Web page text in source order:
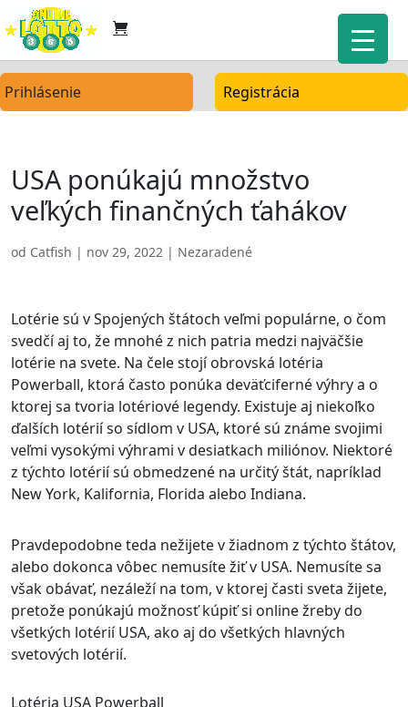
Prihlásenie Registrácia
USA ponúkajú množstvo
veľkých finančných ťahákov
od Catfish | nov 29, 2022 | Nezaradené
Lotérie sú v Spojených štátoch veľmi populárne, o čom
svedčí aj to, že mnohé z nich patria medzi najväčšie
lotérie na svete. Na čele stojí obrovská lotéria
Powerball, ktorá často ponúka deväťciferné výhry a o
ktorej sa tvoria lotériové legendy. Existuje aj niekoľko
ďalších lotérií so sídlom v USA, ktoré sú známe svojimi
veľmi vysokými výhrami v desiatkach miliónov. Niektoré
z týchto lotérií sú obmedzené na určitý štát, napríklad
New York, Kalifornia, Florida alebo Indiana.
Pravdepodobne teda nežijete v žiadnom z týchto štátov,
alebo dokonca vôbec nemusíte žiť v USA. Nemusíte sa
však obávať, nezáleží na tom, v ktorej časti sveta žijete,
pretože ponúkajú možnosť kúpiť si online žreby do
všetkých lotérií USA, ako aj do všetkých hlavných
svetových lotérií.
Lotéria USA Powerball